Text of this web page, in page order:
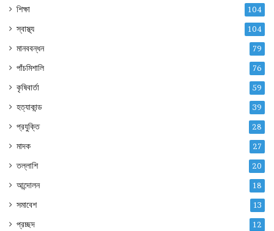
শিক্ষা 104
স্বাস্থ্য 104
মানববন্ধন 79
পাঁচমিশালি 76
কৃষিবার্তা 59
হত্যাকান্ড 39
প্রযুক্তি 28
মাদক 27
তল্লাশি 20
আন্দোলন 18
সমাবেশ 13
প্রচ্ছদ 12